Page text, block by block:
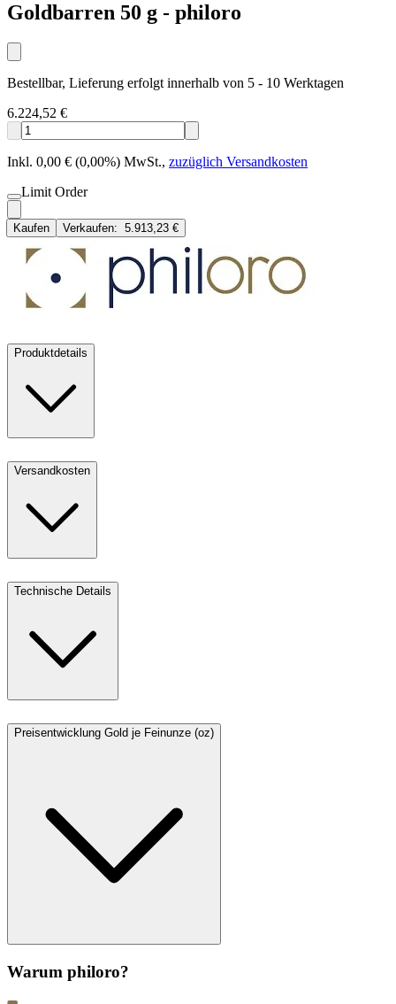
Goldbarren 50 g - philoro
Bestellbar, Lieferung erfolgt innerhalb von 5 - 10 Werktagen
6.224,52 €
Inkl. 0,00 € (0,00%) MwSt., zuzüglich Versandkosten
Limit Order
Kaufen Verkaufen: 5.913,23 €
Produktdetails
Versandkosten
Technische Details
Preisentwicklung Gold je Feinunze (oz)
Warum philoro?